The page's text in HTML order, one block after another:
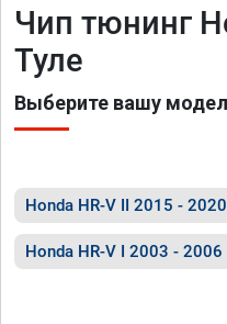
Чип тюнинг
Туле
Выберите вашу
Honda HR-V II 2015 - 2020
Honda HR-V I 2003 - 2006